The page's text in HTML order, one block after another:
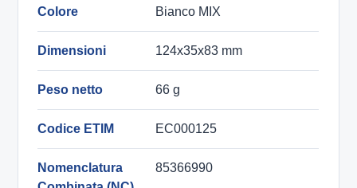
Colore Bianco MIX
Dimensioni 124x35x83 mm
Peso netto 66 g
Codice ETIM EC000125
Nomenclatura
85366990